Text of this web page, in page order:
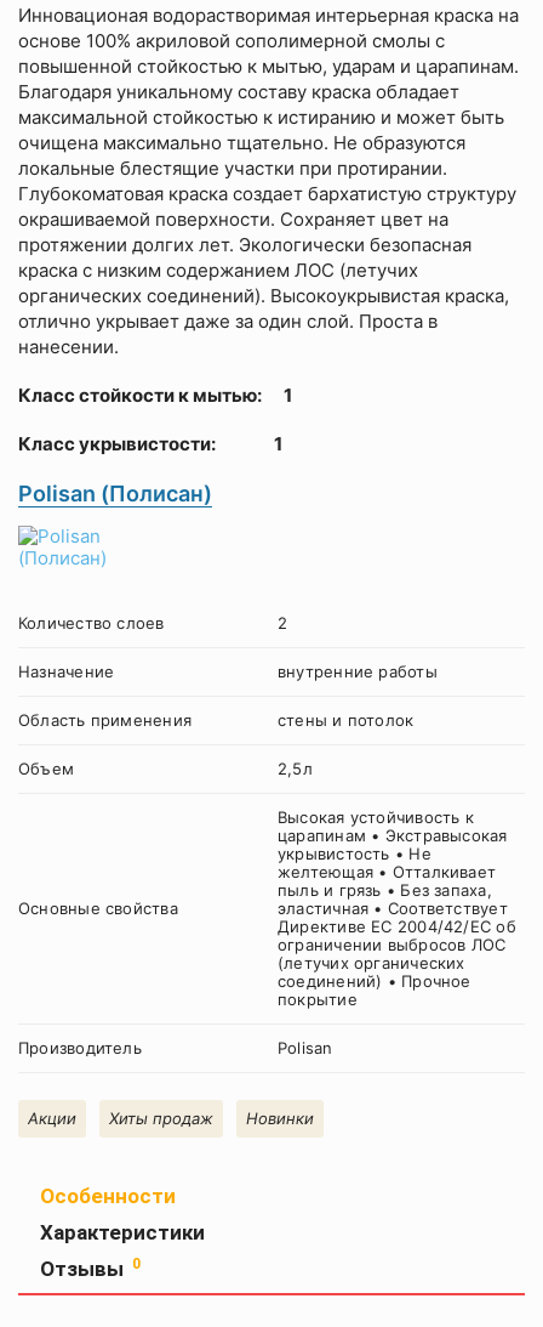
Инновационая водорастворимая интерьерная краска на
основе 100% акриловой сополимерной смолы с
повышенной стойкостью к мытью, ударам и царапинам.
Благодаря уникальному составу краска обладает
максимальной стойкостью к истиранию и может быть
очищена максимально тщательно. Не образуются
локальные блестящие участки при протирании.
Глубокоматовая краска создает бархатистую структуру
окрашиваемой поверхности. Сохраняет цвет на
протяжении долгих лет. Экологически безопасная
краска с низким содержанием ЛОС (летучих
органических соединений). Высокоукрывистая краска,
отлично укрывает даже за один слой. Проста в
нанесении.
Класс стойкости к мытью: 1
Класс укрывистости: 1
Polisan (Полисан)
Количество слоев 2
Назначение внутренние работы
Область применения стены и потолок
Объем 2,5л
Основные свойства
Высокая устойчивость к
царапинам • Экстравысокая
укрывистость • Не
желтеющая • Отталкивает
пыль и грязь • Без запаха,
эластичная • Соответствует
Директиве ЕС 2004/42/EC об
ограничении выбросов ЛОС
(летучих органических
соединений) • Прочное
покрытие
Производитель Polisan
Акции Хиты продаж Новинки
Особенности
Характеристики
Отзывы
0
слоев
Оставить
отзыв